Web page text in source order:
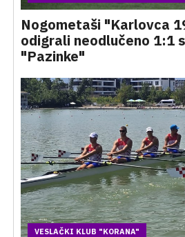
Nogometaši "Karlovca
odigrali neodlučeno 1:1
"Pazinke"
VESLAČKI KLUB "KORANA"